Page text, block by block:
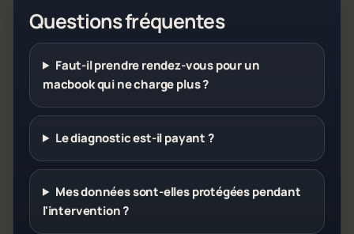
Questions fréquentes
Faut-il prendre rendez-vous pour un
macbook qui ne charge plus ?
Le diagnostic est-il payant ?
Mes données sont-elles protégées pendant
l'intervention ?